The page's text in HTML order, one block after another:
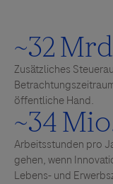
~34
Arbeitsstunden pro
gehen, wenn
Lebens- und
~32
Zusätzliches
öffentliche Hand.